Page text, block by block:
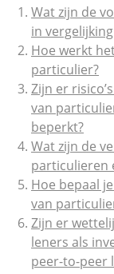
Wat zijn de
in
Hoe werkt
particulier?
Zijn er
van
beperkt?
Wat zijn de
particulieren
Hoe bepaal
van
Zijn er
leners als
peer-to-peer